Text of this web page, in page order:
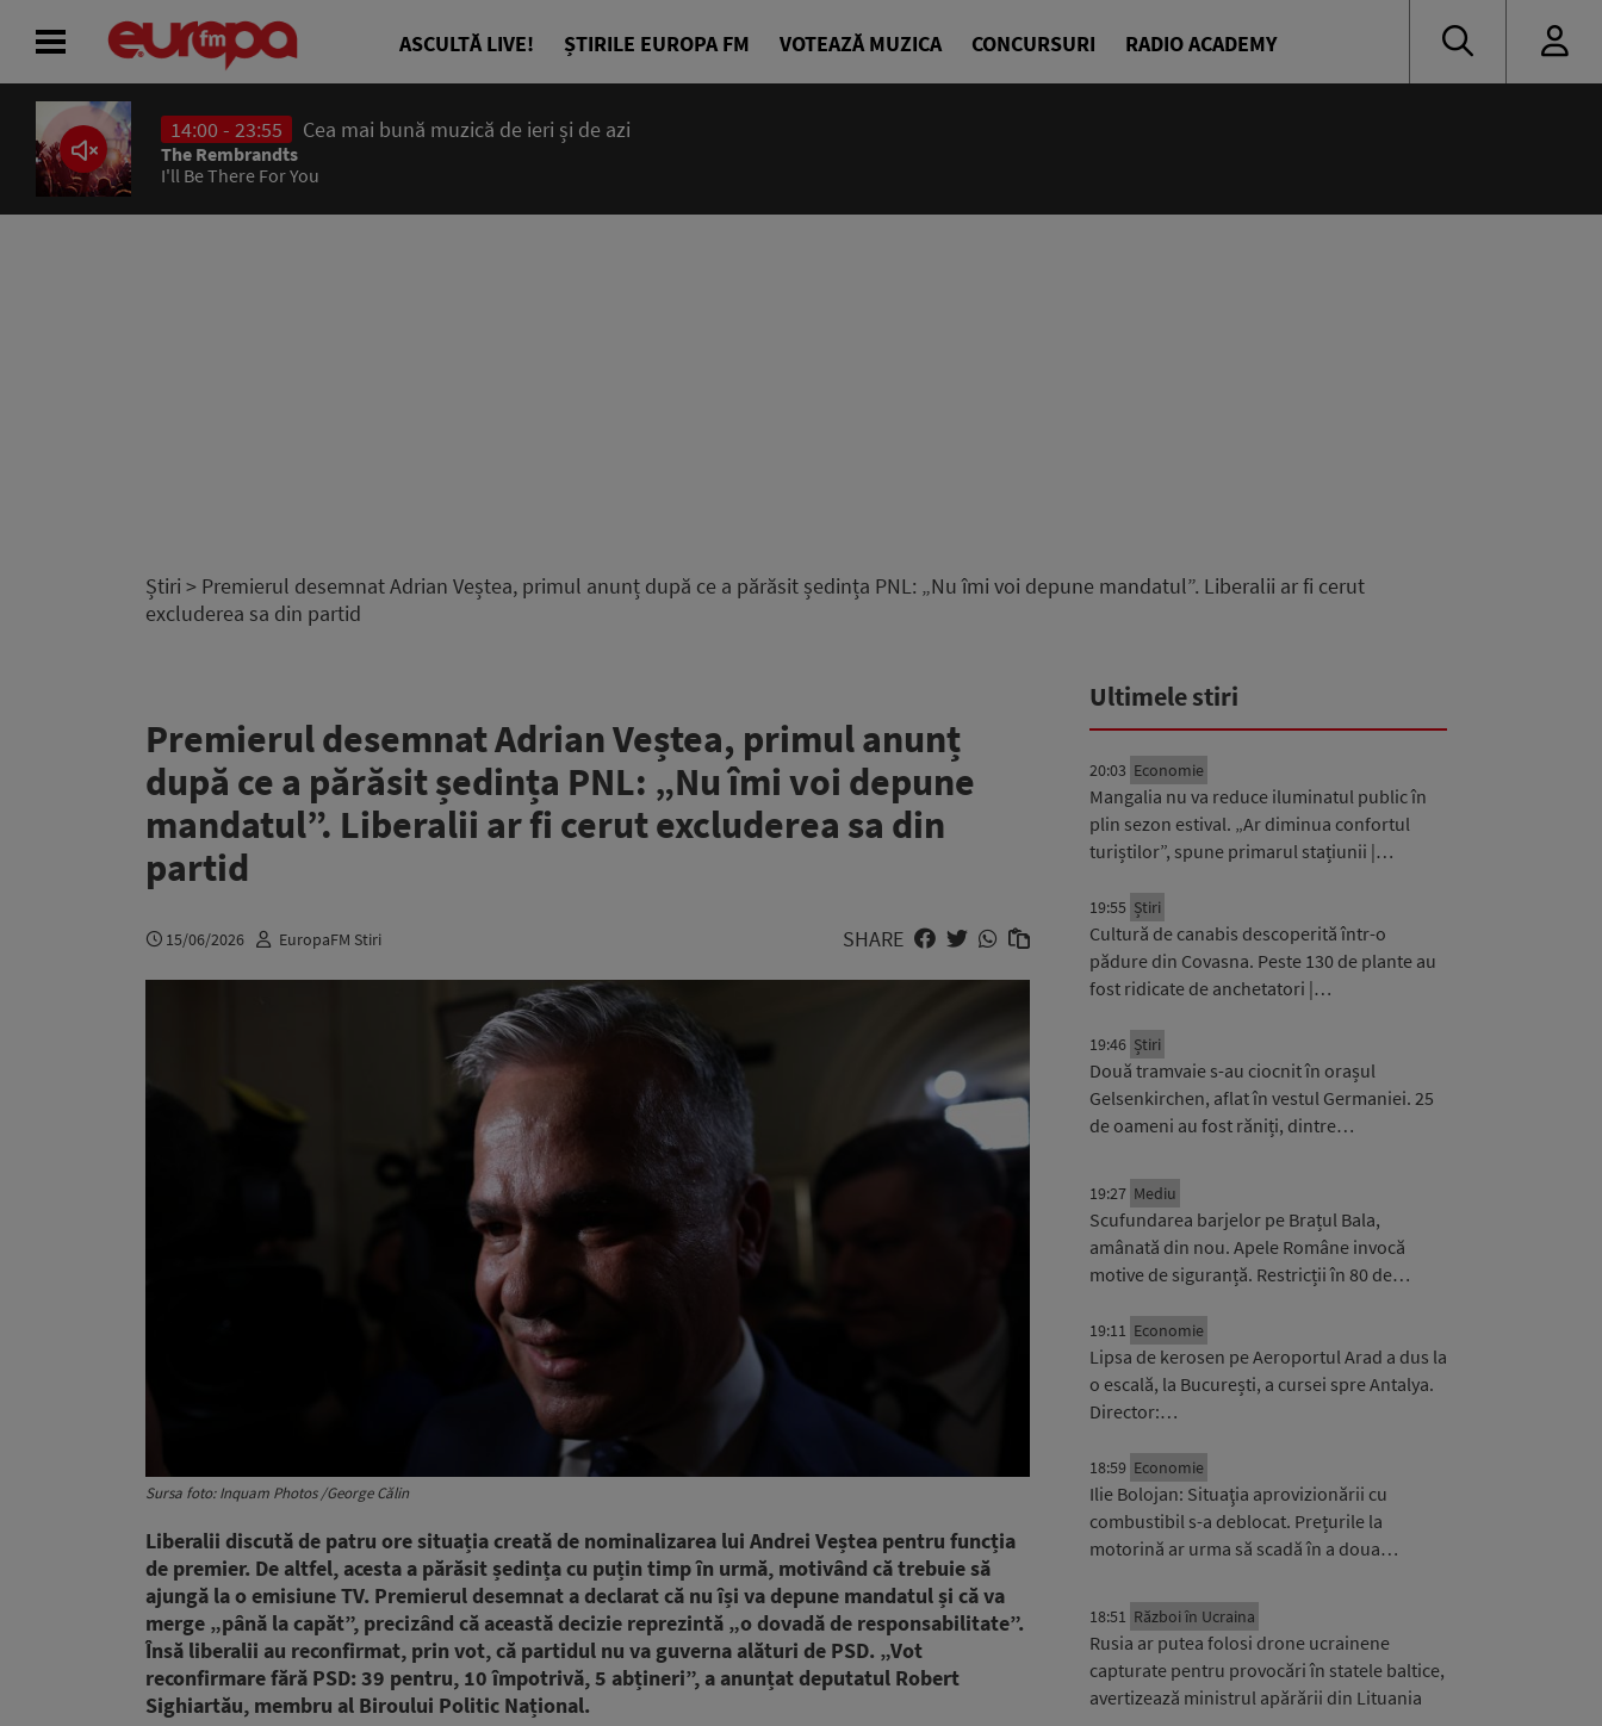
ASCULTĂ LIVE! ȘTIRILE EUROPA FM VOTEAZĂ MUZICA CONCURSURI RADIO ACADEMY
14:00 - 23:55 Cea mai bună muzică de ieri și de azi
The Rembrandts
I'll Be There For You
Știri > Premierul desemnat Adrian Veștea, primul anunț după ce a părăsit ședința PNL: „Nu îmi voi depune mandatul”. Liberalii ar fi cerut
excluderea sa din partid
Premierul desemnat Adrian Veștea, primul anunț
după ce a părăsit ședința PNL: „Nu îmi voi depune
mandatul”. Liberalii ar fi cerut excluderea sa din
partid
15/06/2026 EuropaFM Stiri SHARE
Sursa foto: Inquam Photos /George Călin
Liberalii discută de patru ore situația creată de nominalizarea lui Andrei Veștea pentru funcția
de premier. De altfel, acesta a părăsit ședința cu puțin timp în urmă, motivând că trebuie să
ajungă la o emisiune TV. Premierul desemnat a declarat că nu își va depune mandatul și că va
merge „până la capăt”, precizând că această decizie reprezintă „o dovadă de responsabilitate”.
Însă liberalii au reconfirmat, prin vot, că partidul nu va guverna alături de PSD. „Vot
reconfirmare fără PSD: 39 pentru, 10 împotrivă, 5 abțineri”, a anunțat deputatul Robert
Sighiartău, membru al Biroului Politic Național.
Ultimele stiri
20:03 Economie
Mangalia nu va reduce iluminatul public în
plin sezon estival. „Ar diminua confortul
turiștilor”, spune primarul stațiunii |…
19:55 Știri
Cultură de canabis descoperită într-o
pădure din Covasna. Peste 130 de plante au
fost ridicate de anchetatori |…
19:46 Știri
Două tramvaie s-au ciocnit în orașul
Gelsenkirchen, aflat în vestul Germaniei. 25
de oameni au fost răniți, dintre…
19:27 Mediu
Scufundarea barjelor pe Brațul Bala,
amânată din nou. Apele Române invocă
motive de siguranță. Restricții în 80 de…
19:11 Economie
Lipsa de kerosen pe Aeroportul Arad a dus la
o escală, la București, a cursei spre Antalya.
Director:…
18:59 Economie
Ilie Bolojan: Situaţia aprovizionării cu
combustibil s-a deblocat. Prețurile la
motorină ar urma să scadă în a doua…
18:51 Război în Ucraina
Rusia ar putea folosi drone ucrainene
capturate pentru provocări în statele baltice,
avertizează ministrul apărării din Lituania
ACASĂ
ȘTIRI